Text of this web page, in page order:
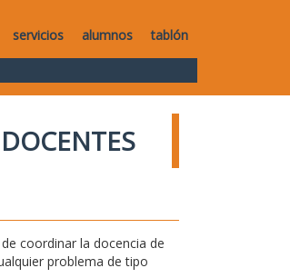
servicios alumnos tablón
coordinar la docencia de
problema de tipo